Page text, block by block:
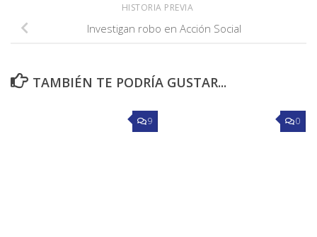
HISTORIA PREVIA
Investigan robo en Acción Social
TAMBIÉN TE PODRÍA GUSTAR...
9 0